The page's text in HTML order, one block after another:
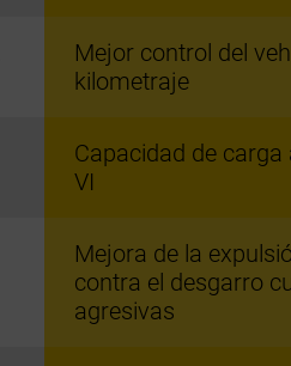
Mejor control del
kilometraje
Capacidad de
VI
Mejora de la
contra el desgarro
agresivas